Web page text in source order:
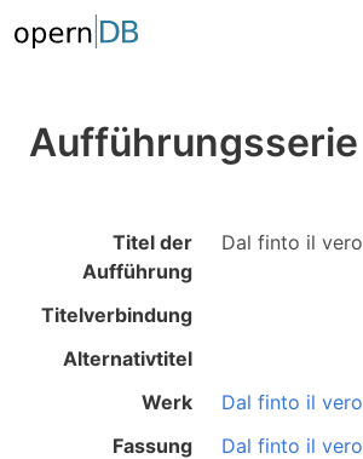
Aufführungsserie
Titel der
Aufführung
Dal finto il vero
Titelverbindung
Alternativtitel
Werk
Dal finto il vero
Fassung
Dal finto il vero